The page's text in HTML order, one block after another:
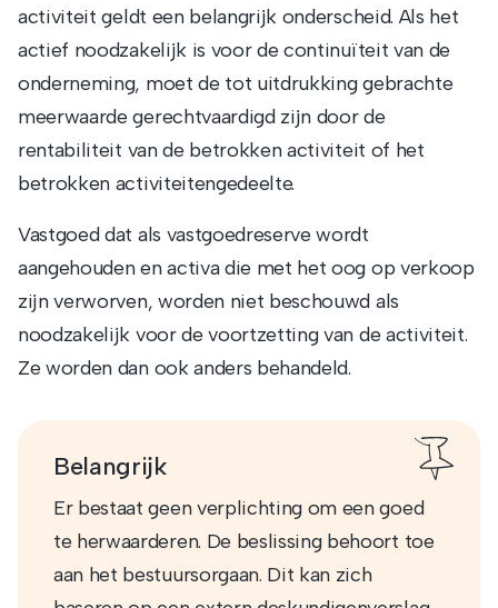
activiteit geldt een belangrijk onderscheid. Als het
actief noodzakelijk is voor de continuïteit van de
onderneming, moet de tot uitdrukking gebrachte
meerwaarde gerechtvaardigd zijn door de
rentabiliteit van de betrokken activiteit of het
betrokken activiteitengedeelte.
Vastgoed dat als vastgoedreserve wordt
aangehouden en activa die met het oog op verkoop
zijn verworven, worden niet beschouwd als
noodzakelijk voor de voortzetting van de activiteit.
Ze worden dan ook anders behandeld.
Belangrijk
Er bestaat geen verplichting om een goed
te herwaarderen. De beslissing behoort toe
aan het bestuursorgaan. Dit kan zich